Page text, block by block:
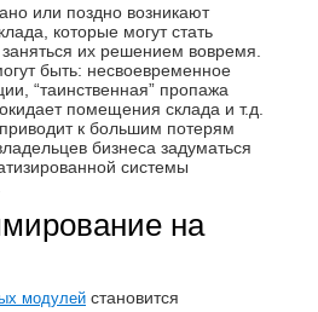
или поздно возникают
которые могут стать
их решением вовремя.
быть: несвоевременное
“таинственная” пропажа
помещения склада и т.д.
к большим потерям
бизнеса задуматься
системы
на
модулей становится